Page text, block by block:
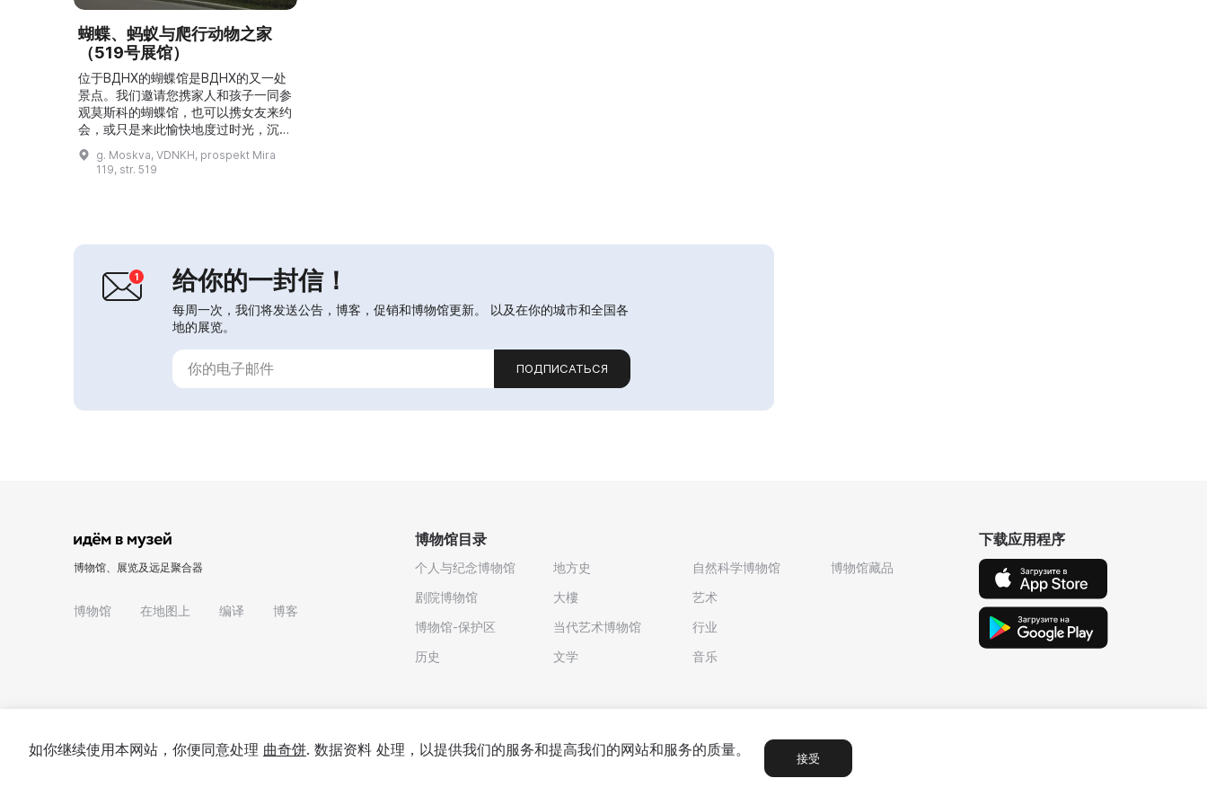
蝴蝶、蚂蚁与爬行动物之家
（519号展馆）
位于ВДНХ的蝴蝶馆是ВДНХ的又一处
景点。我们邀请您携家人和孩子一同参
观莫斯科的蝴蝶馆，也可以携女友来约
会，或只是来此愉快地度过时光，沉浸
在生机盎然的自然氛围中。我们的热带
蝴蝶花园就像永恒的夏天，即使在寒冷
的冬天也是如此。除了蝴蝶花园本身，
以及纪念品、用蝴蝶翅膀制作的画作
等。蝴蝶馆举办主题讲解、...
g. Moskva, VDNKH, prospekt Mira
119, str. 519
给你的一封信！
每周一次，我们将发送公告，博客，促销和博物馆更新。 以及在你的城市和全国各
地的展览。
ПОДПИСАТЬСЯ
博物馆、展览及远足聚合器
博物馆 在地图上 编译 博客
博物馆目录
个人与纪念博物馆
剧院博物馆
博物馆-保护区
历史
地方史
大樓
当代艺术博物馆
文学
自然科学博物馆
艺术
行业
音乐
博物馆藏品
下载应用程序
如你继续使用本网站，你便同意处理 曲奇饼. 数据资料 处理，以提供我们的服务和提高我们的网站和服务的质量。 接受